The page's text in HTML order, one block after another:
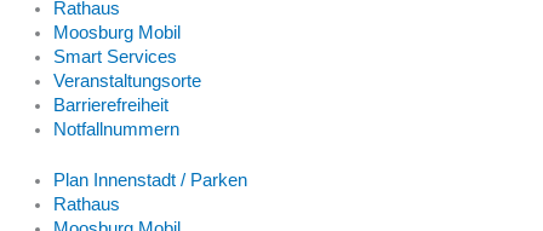
Rathaus
Moosburg Mobil
Smart Services
Veranstaltungsorte
Barrierefreiheit
Notfallnummern
Plan Innenstadt / Parken
Rathaus